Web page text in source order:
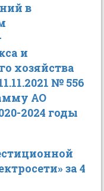
в
и
хозяйства
№ 556
АО
2024 годы
за 4